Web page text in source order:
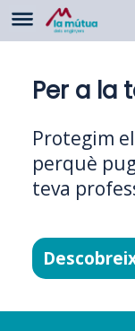
Per a la
Protegim
perquè
teva